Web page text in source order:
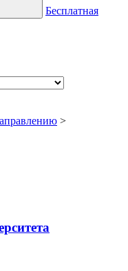
Бесплатная
>